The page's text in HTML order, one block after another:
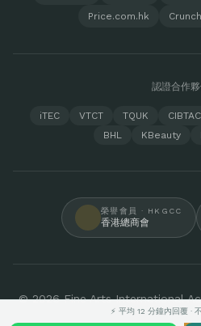
Price.com.hk
認證合作
iTEC VTCT TQUK CIBTAC
BHL
KBeauty
榮譽會員 · HKGCC
香港總商會
© 2026 Fine Arts International
⚡ 平均 12 分鐘內回覆 ·